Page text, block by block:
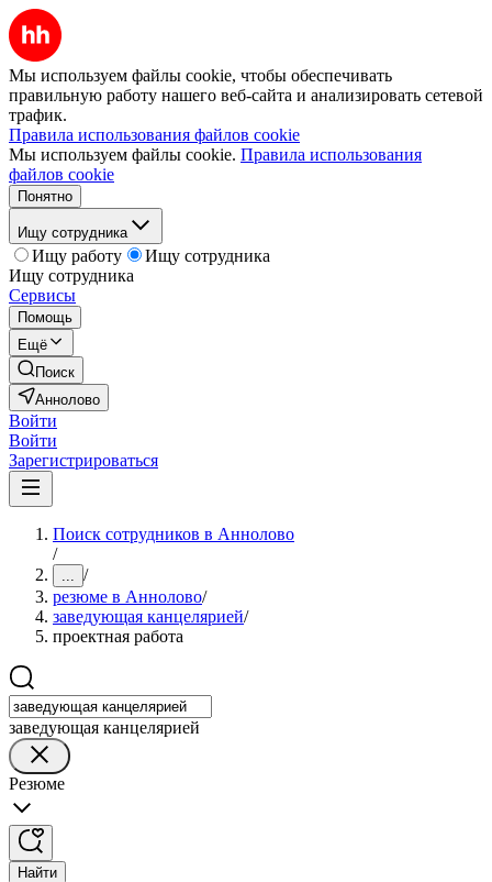
Мы используем файлы cookie, чтобы обеспечивать
правильную работу нашего веб-сайта и анализировать сетевой
трафик.
Правила использования файлов cookie
Мы используем файлы cookie. Правила использования
файлов cookie
Понятно
Ищу сотрудника
Ищу работу
Ищу сотрудника
Ищу сотрудника
Сервисы
Помощь
Ещё
Поиск
Аннолово
Войти
Войти
Зарегистрироваться
Поиск сотрудников в Аннолово
/
... /
резюме в Аннолово/
заведующая канцелярией/
проектная работа
заведующая канцелярией
Резюме
Найти